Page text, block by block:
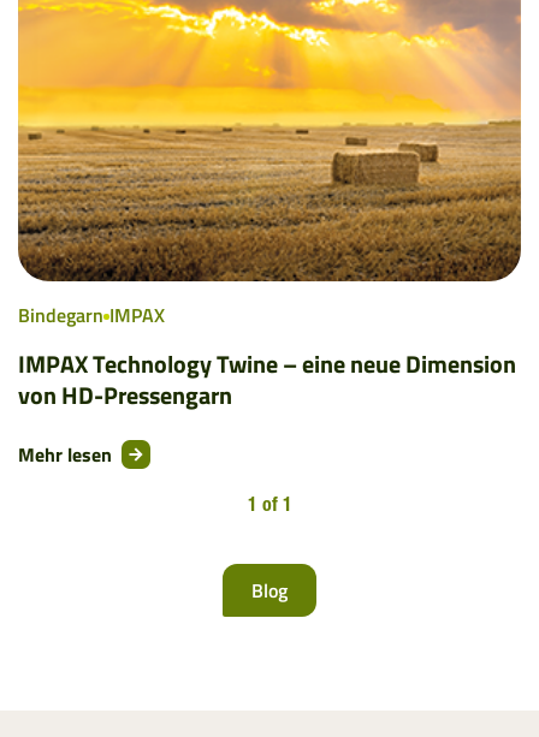
TÜRKEI
Bindegarn IMPAX
IMPAX Technology Twine – eine neue Dimension
von HD-Pressengarn
Mehr lesen
1 of 1
Blog